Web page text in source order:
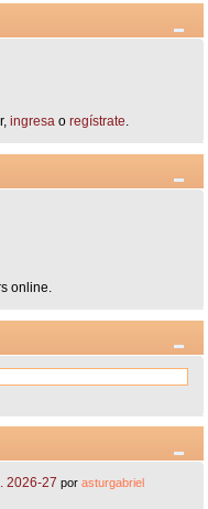
ingresao regístrate.
online.
2026-27 porasturgabriel